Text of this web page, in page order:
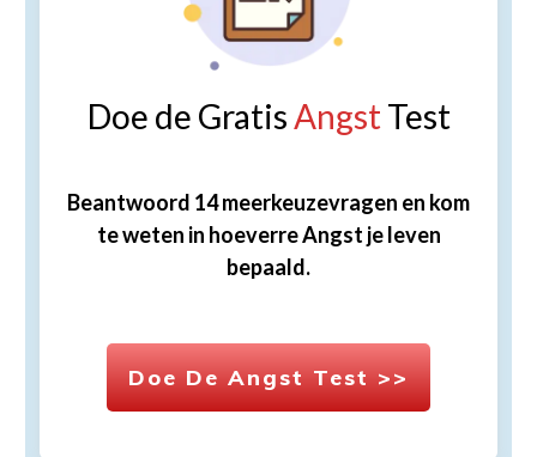
Doe de GratisAngstTest
Beantwoord 14 meerkeuzevragen en kom
te weten in hoeverre Angst je leven
bepaald.
Doe De Angst Test >>